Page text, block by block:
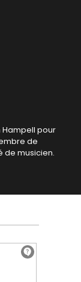
Hampell pour
de
de musicien.